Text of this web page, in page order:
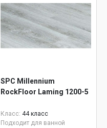
SPC Millennium
RockFloor Laming 1200-5
Класс: 44 класс
Подходит для ванной